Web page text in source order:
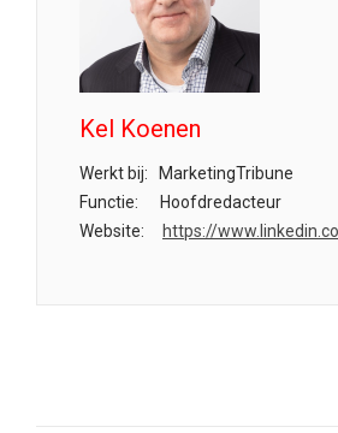
Kel Koenen
Werkt bij:
MarketingTribune
Functie:
Hoofdredacteur
Website:
https://